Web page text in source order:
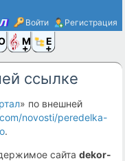
Войти Регистрация
Ещё
ссылке
» по внешней
novosti/peredelka-
.
сайтаdekor-